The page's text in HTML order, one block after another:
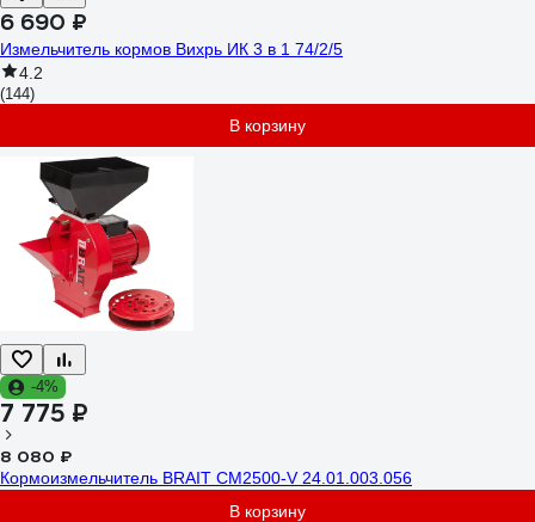
6 690 ₽
Измельчитель кормов Вихрь ИК 3 в 1 74/2/5
4.2
(144)
В корзину
-4%
7 775 ₽
8 080 ₽
Кормоизмельчитель BRAIT СМ2500-V 24.01.003.056
В корзину